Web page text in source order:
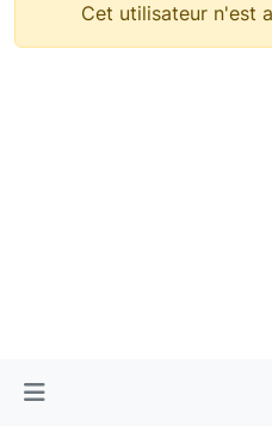
Cet utilisateur n'est